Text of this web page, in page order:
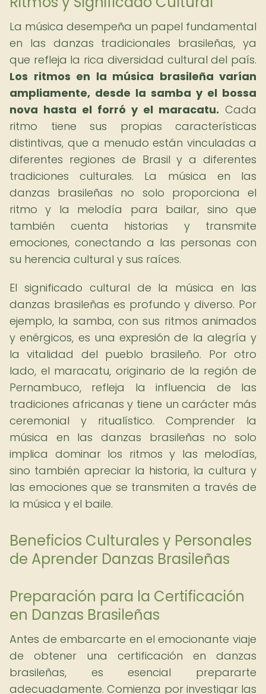
La música desempeña un papel fundamental
en las danzas tradicionales brasileñas, ya
que refleja la rica diversidad cultural del país.
Los ritmos en la música brasileña varían
ampliamente, desde la samba y el bossa
nova hasta el forró y el maracatu. Cada
ritmo tiene sus propias características
distintivas, que a menudo están vinculadas a
diferentes regiones de Brasil y a diferentes
tradiciones culturales. La música en las
danzas brasileñas no solo proporciona el
ritmo y la melodía para bailar, sino que
también cuenta historias y transmite
emociones, conectando a las personas con
su herencia cultural y sus raíces.
El significado cultural de la música en las
danzas brasileñas es profundo y diverso. Por
ejemplo, la samba, con sus ritmos animados
y enérgicos, es una expresión de la alegría y
la vitalidad del pueblo brasileño. Por otro
lado, el maracatu, originario de la región de
Pernambuco, refleja la influencia de las
tradiciones africanas y tiene un carácter más
ceremonial y ritualístico. Comprender la
música en las danzas brasileñas no solo
implica dominar los ritmos y las melodías,
sino también apreciar la historia, la cultura y
las emociones que se transmiten a través de
la música y el baile.
Beneficios Culturales y Personales
de Aprender Danzas Brasileñas
Preparación para la Certificación
en Danzas Brasileñas
Antes de embarcarte en el emocionante viaje
de obtener una certificación en danzas
brasileñas, es esencial prepararte
adecuadamente. Comienza por investigar las